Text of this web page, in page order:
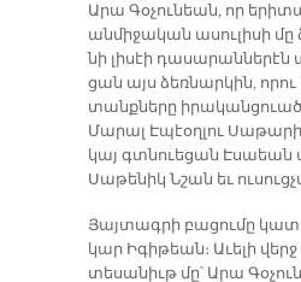
Ա­րա Գօ­չու­նեան, որ
ան­մի­ջա­կան ա­սու­լի­սի
նի լի­սէի
ցան այս ձեռ­նար­կին,
տանք­նե­րը ի­րա­կան­ցուած
Մա­րալ Է­պէօղ­լու Սա­թա­րի
կայ գտնուե­ցան Է­սաեան
Սա­թե­նիկ Նշան եւ
Յայ­տագ­րի բա­ցու­մը
կար Իգիթեան։ Ա­ւե­լի
տե­սա­նիւթ մը՝ Ա­րա